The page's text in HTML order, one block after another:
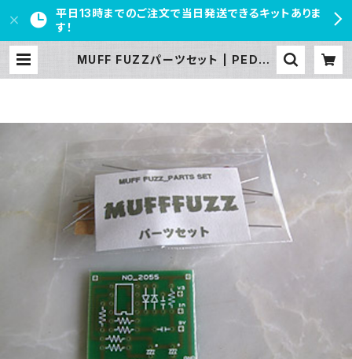
平日13時までのご注文で当日発送できるキットありま
す！
MUFF FUZZパーツセット | PEDAL